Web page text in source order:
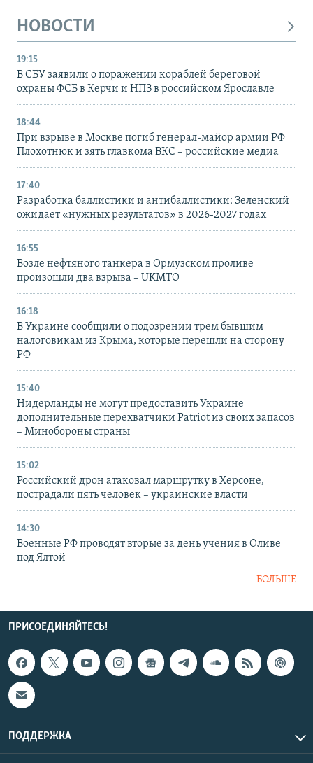
НОВОСТИ
19:15
В СБУ заявили о поражении кораблей береговой
охраны ФСБ в Керчи и НПЗ в российском Ярославле
18:44
При взрыве в Москве погиб генерал-майор армии РФ
Плохотнюк и зять главкома ВКС – российские медиа
17:40
Разработка баллистики и антибаллистики: Зеленский
ожидает «нужных результатов» в 2026-2027 годах
16:55
Возле нефтяного танкера в Ормузском проливе
произошли два взрыва – UKMTO
16:18
В Украине сообщили о подозрении трем бывшим
налоговикам из Крыма, которые перешли на сторону
РФ
15:40
Нидерланды не могут предоставить Украине
дополнительные перехватчики Patriot из своих запасов
– Минобороны страны
15:02
Российский дрон атаковал маршрутку в Херсоне,
пострадали пять человек – украинские власти
14:30
Военные РФ проводят вторые за день учения в Оливе
под Ялтой
БОЛЬШЕ
ПРИСОЕДИНЯЙТЕСЬ!
ПОДДЕРЖКА